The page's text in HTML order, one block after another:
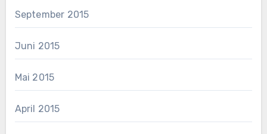
September 2015
Juni 2015
Mai 2015
April 2015